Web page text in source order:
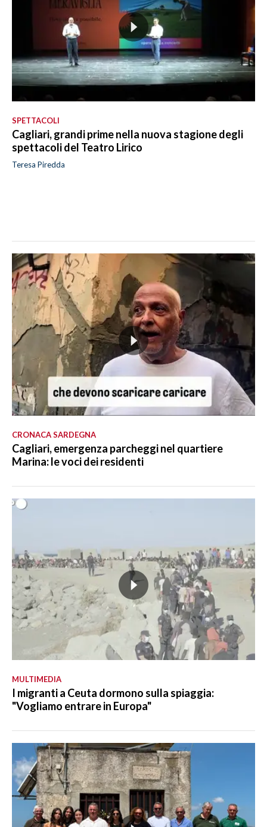
SPETTACOLI
Cagliari, grandi prime nella nuova stagione degli
spettacoli del Teatro Lirico
Teresa Piredda
CRONACA SARDEGNA
Cagliari, emergenza parcheggi nel quartiere
Marina: le voci dei residenti
MULTIMEDIA
I migranti a Ceuta dormono sulla spiaggia:
"Vogliamo entrare in Europa"